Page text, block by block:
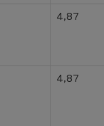
4,87
4,87